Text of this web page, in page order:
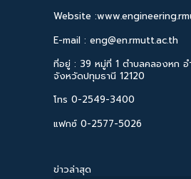
Website
E-mail : eng@en.rmutt.ac.th
ที่อยู่ : 39 หมู่ที่ 1 ตำบลคลองหก อ
จังหวัดปทุมธานี 12120
โทร 0-2549-3400
แฟกซ์ 0-2577-5026
ข่าวล่าสุด